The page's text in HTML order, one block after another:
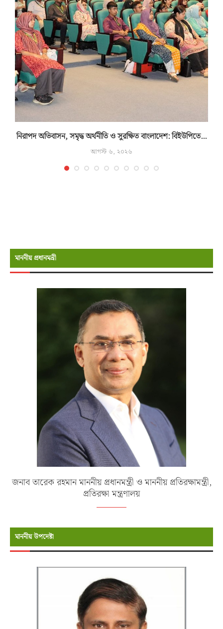
নিরাপদ অভিবাসন, সমৃদ্ধ অর্থনীতি ও সুরক্ষিত বাংলাদেশ: বিইউপিতে...
আগস্ট ৬, ২০২৬
মাননীয় প্রধানমন্রী
জনাব তারেক রহমান মাননীয় প্রধানমন্ত্রী ও মাননীয় প্রতিরক্ষামন্ত্রী,
প্রতিরক্ষা মন্ত্রণালয়
মাননীয় উপদেষ্টা